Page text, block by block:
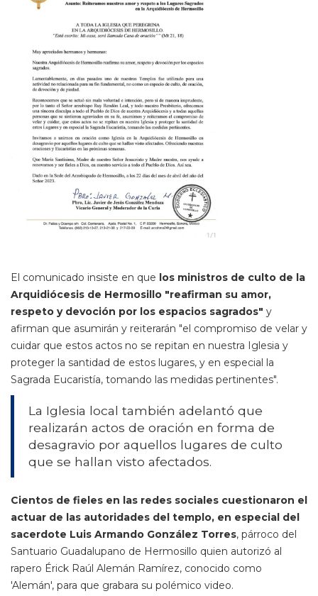
El comunicado insiste en que los ministros de culto de la
Arquidiócesis de Hermosillo "reafirman su amor,
respeto y devoción por los espacios sagrados" y
afirman que asumirán y reiterarán "el compromiso de velar y
cuidar que estos actos no se repitan en nuestra Iglesia y
proteger la santidad de estos lugares, y en especial la
Sagrada Eucaristía, tomando las medidas pertinentes".
La Iglesia local también adelantó que
realizarán actos de oración en forma de
desagravio por aquellos lugares de culto
que se hallan visto afectados.
Cientos de fieles en las redes sociales cuestionaron el
actuar de las autoridades del templo, en especial del
sacerdote Luis Armando González Torres, párroco del
Santuario Guadalupano de Hermosillo quien autorizó al
rapero Érick Raúl Alemán Ramírez, conocido como
'Alemán', para que grabara su polémico video.